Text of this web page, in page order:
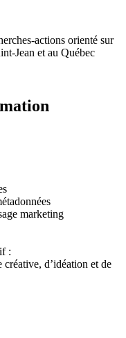
actions orienté sur
Jean et au Québec
marketing
:
d’idéation et de